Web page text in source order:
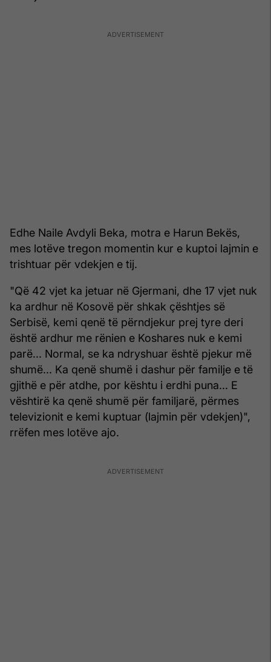
Edhe Naile Avdyli Beka, motra e Harun Bekës,
mes lotëve tregon momentin kur e kuptoi lajmin e
trishtuar për vdekjen e tij.
"Që 42 vjet ka jetuar në Gjermani, dhe 17 vjet nuk
ka ardhur në Kosovë për shkak çështjes së
Serbisë, kemi qenë të përndjekur prej tyre deri
është ardhur me rënien e Koshares nuk e kemi
parë... Normal, se ka ndryshuar është pjekur më
shumë... Ka qenë shumë i dashur për familje e të
gjithë e për atdhe, por kështu i erdhi puna... E
vështirë ka qenë shumë për familjarë, përmes
televizionit e kemi kuptuar (lajmin për vdekjen)",
rrëfen mes lotëve ajo.